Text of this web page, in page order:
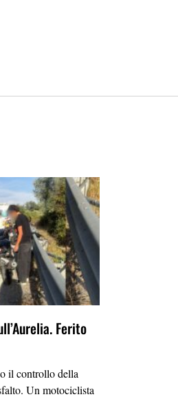
Ferito
il controllo della
Un motociclista